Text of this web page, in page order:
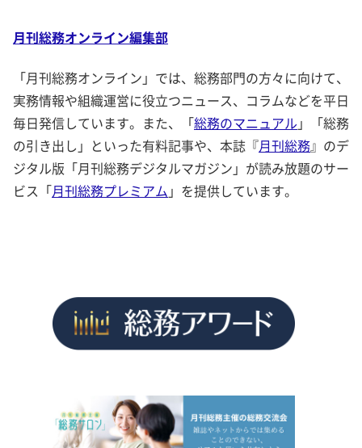
月刊総務オンライン編集部
「月刊総務オンライン」では、総務部門の方々に向けて、
実務情報や組織運営に役立つニュース、コラムなどを平日
毎日発信しています。また、「総務のマニュアル 」「総務
の引き出し」といった有料記事や、本誌『月刊総務』のデ
ジタル版「月刊総務デジタルマガジン」が読み放題のサー
ビス「月刊総務プレミアム 」を提供しています。